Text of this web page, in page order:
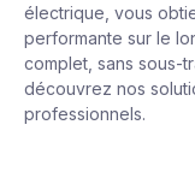
électrique, vous
performante sur le
complet, sans sous-
découvrez nos
professionnels.